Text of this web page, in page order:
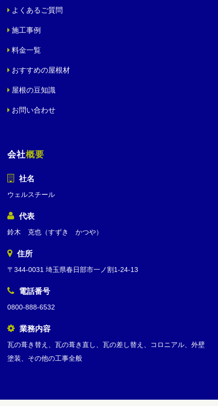
よくあるご質問
施工事例
料金一覧
おすすめの屋根材
屋根の豆知識
お問い合わせ
会社概要
社名
ウェルスチール
代表
鈴木 克也（すずき かつや）
住所
〒344-0031 埼玉県春日部市一ノ割1-24-13
電話番号
0800-888-6532
業務内容
瓦の葺き替え、瓦の葺き直し、瓦の差し替え、コロニアル、外壁
塗装、その他の工事全般